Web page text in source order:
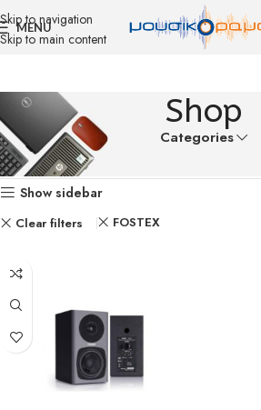
Skip to navigation
Skip to main content
MENU
Shop
Categories
Αρχική σελίδα Shop Εμφάνιση
Show sidebar
Clear filters FOSTEX